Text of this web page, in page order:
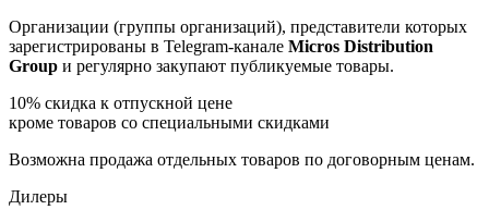
Организации (группы организаций), представители которых
зарегистрированы в Telegram-канале Micros Distribution
Group и регулярно закупают публикуемые товары.
10% скидка к отпускной цене
кроме товаров со специальными скидками
Возможна продажа отдельных товаров по договорным ценам.
Дилеры